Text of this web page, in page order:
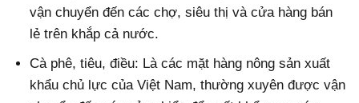
vận chuyển đến các chợ, siêu thị và cửa hàng bán
lẻ trên khắp cả nước.
Cà phê, tiêu, điều: Là các mặt hàng nông sản xuất
khẩu chủ lực của Việt Nam, thường xuyên được vận